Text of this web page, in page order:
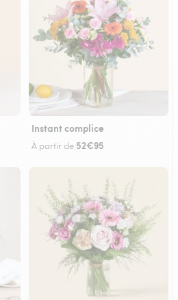
Instant complice
À partir de 52€95